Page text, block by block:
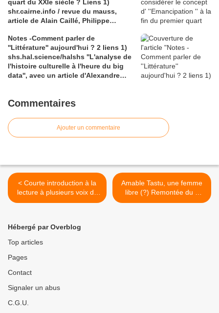
journals.openedition.org suivi de
l'incontournable lien
verlaineexplique.free.fr de Michel
quart du XXIe siècle ? Liens 1)
shr.cairne.info / revue du mauss,
article de Alain Caillé, Philippe
revue le Télémaque, article de
Emmanuel Brassat;
3)journaldumauss.net, article de
Fabrice Flipo sur E. Laclau 4)
journals.openedition.org, article de
Notes -Comment parler de
''Littérature'' aujourd'hui ? 2 liens 1)
shs.hal.science/halshs ''L'analyse de
l'histoire culturelle à l'heure du big
data'', avec un article d'Alexandre
les questions que posent les
données et les documents
numériques (data)
Commentaires
Ajouter un commentaire
< Courte introduction à la
lecture à plusieurs voix du
dialogue théâtral en trois
suivie de quelques
Amable Tastu, une femme
libre (?) Remontée du 1
août 2019 sur mes
Hébergé par Overblog
Top articles
Pages
Contact
Signaler un abus
C.G.U.